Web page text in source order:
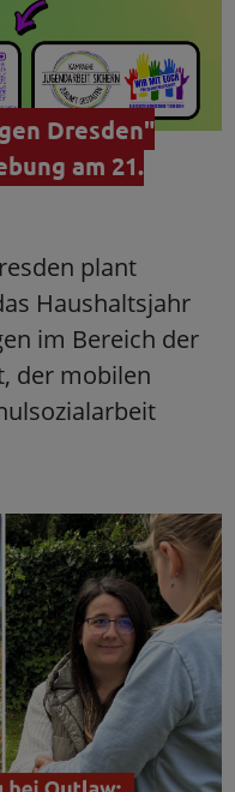
Dresden"
am 21.
plant
Haushaltsjahr
im Bereich der
der mobilen